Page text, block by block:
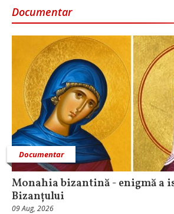
Documentar
Documentar
Monahia bizantină - enigmă a
Bizanțului
09 Aug, 2026